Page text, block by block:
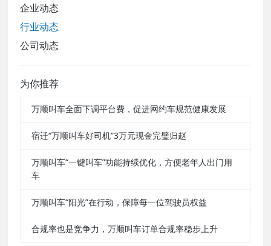
企业动态
行业动态
公司动态
为你推荐
万顺叫车全面下调平台费，促进网约车规范健康发展
宿迁“万顺叫车好司机”3万元现金完璧归赵
万顺叫车“一键叫车”功能持续优化，方便老年人出门用
车
万顺叫车“阳光”在行动，保障每一位驾驶员权益
合规率也是竞争力，万顺叫车订单合规率稳步上升